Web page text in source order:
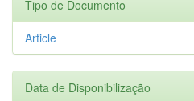
Tipo de Documento
Article
Data de Disponibilização